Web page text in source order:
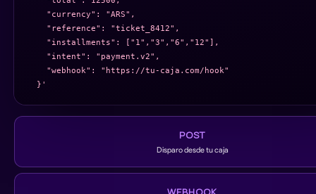
    "currency": "ARS",
    "reference": "ticket_8412",
    "installments": ["1","3","6","12"],
    "intent": "payment.v2",
    "webhook": "https://tu-caja.com/hook"
  }'
POST
Disparo desde tu caja